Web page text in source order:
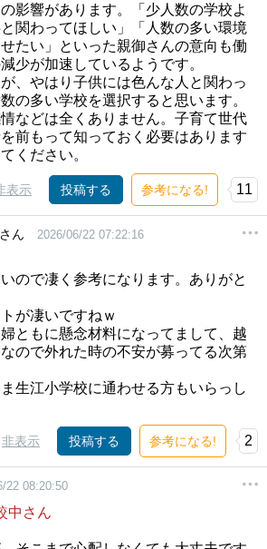
影響があります。「少人数の学校よ
関わってほしい」「人数の多い環境
たい」といった親御さんの意向も働
少が加速しているようです。
、やはり子供には色んな人と関わっ
の多い学校を選択すると思います。
などは全くありません。子育て世代
前もって知っておく必要はあります
ください。
表示 投稿する 参考になる! 11
ん 2026/06/22 07:22:16
ので凄く参考になります。ありがと
が凄いですねｗ
ともに懸念材料になってまして、越
ので外れた時の不安が募ってる次第
生江小学校に通わせる方もいらっし
非表示 投稿する 参考になる! 2
22 08:20:50
中さん